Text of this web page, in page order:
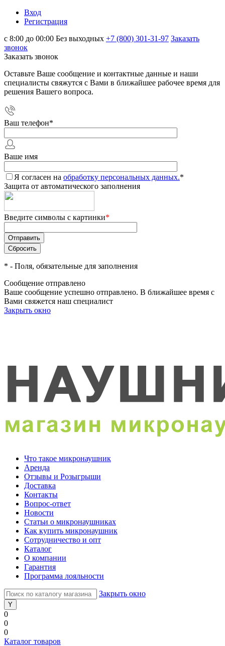
Вход
Регистрация
с 8:00 до 00:00 Без выходных +7 (800) 301-31-97 Заказать
звонок
Заказать звонок
Оставьте Ваше сообщение и контактные данные и наши
специалисты свяжутся с Вами в ближайшее рабочее время для
решения Вашего вопроса.
Ваш телефон*
Ваше имя
Я согласен на обработку персональных данных.*
Защита от автоматического заполнения
Введите символы с картинки*
* - Поля, обязательные для заполнения
Сообщение отправлено
Ваше сообщение успешно отправлено. В ближайшее время с
Вами свяжется наш специалист
Закрыть окно
Что такое микронаушник
Аренда
Отзывы и Розыгрыши
Доставка
Контакты
Вопрос-ответ
Новости
Статьи о микронаушниках
Как купить микронаушник
Сотрудничество и опт
Каталог
О компании
Гарантия
Программа лояльности
Закрыть окно
0
0
0
Каталог товаров